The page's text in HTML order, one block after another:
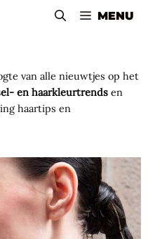
MENU
van alle nieuwtjes op het
en haarkleurtrendsen
haartips en